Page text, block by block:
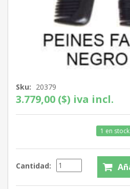
Sku: 20379
3.779,00 ($) iva incl.
1 en stock
Cantidad: